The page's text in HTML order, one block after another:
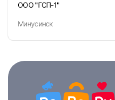
ООО "ГСП-1"
Минусинск